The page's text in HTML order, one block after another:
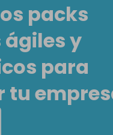
packs
y
para
tu